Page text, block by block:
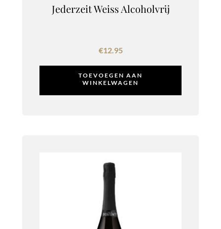
Jederzeit Weiss Alcoholvrij
€12.95
TOEVOEGEN AAN
WINKELWAGEN